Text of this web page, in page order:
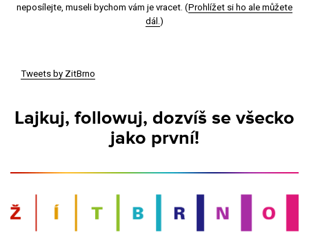
neposílejte, museli bychom vám je vracet. (Prohlížet si ho ale můžete
dál. )
Tweets by ZitBrno
Lajkuj, followuj, dozvíš se všecko
jako první!